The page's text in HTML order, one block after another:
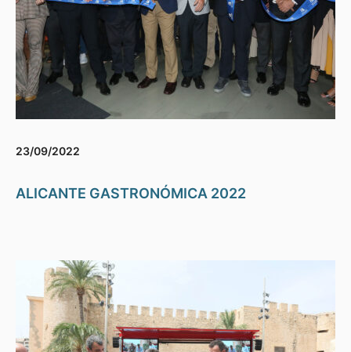
23/09/2022
ALICANTE GASTRONÓMICA 2022